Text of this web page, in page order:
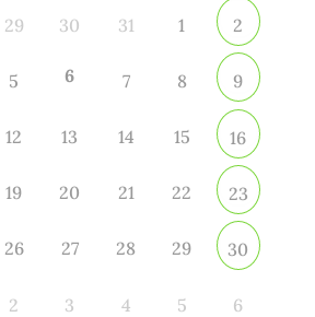
29 30 31 1 2
5 6 7 8 9
12 13 14 15 16
19 20 21 22 23
26 27 28 29 30
2 3 4 5 6